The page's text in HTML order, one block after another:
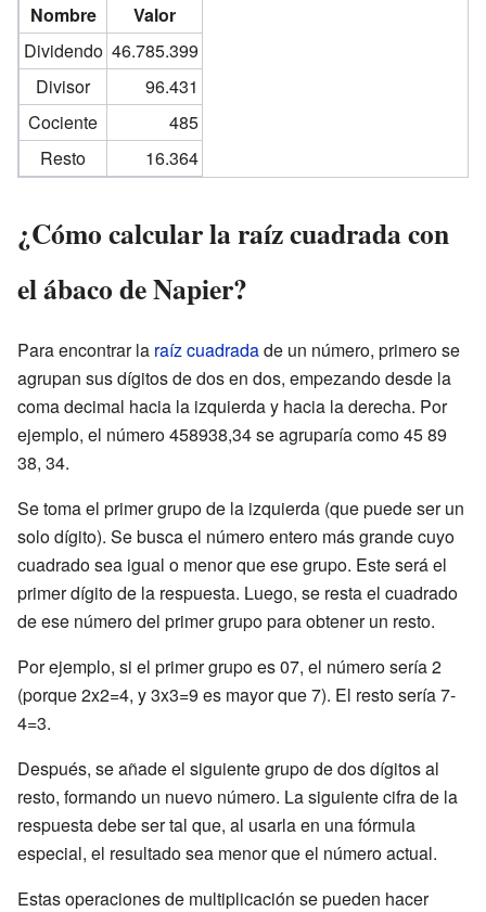
Nombre
Valor
Dividendo 46.785.399
Divisor
96.431
Cociente
485
Resto
16.364
¿Cómo calcular la raíz cuadrada con
el ábaco de Napier?
Para encontrar la raíz cuadradade un número, primero se
agrupan sus dígitos de dos en dos, empezando desde la
coma decimal hacia la izquierda y hacia la derecha. Por
ejemplo, el número 458938,34 se agruparía como 45 89
38, 34.
Se toma el primer grupo de la izquierda (que puede ser un
solo dígito). Se busca el número entero más grande cuyo
cuadrado sea igual o menor que ese grupo. Este será el
primer dígito de la respuesta. Luego, se resta el cuadrado
de ese número del primer grupo para obtener un resto.
Por ejemplo, si el primer grupo es 07, el número sería 2
(porque 2x2=4, y 3x3=9 es mayor que 7). El resto sería 7-
4=3.
Después, se añade el siguiente grupo de dos dígitos al
resto, formando un nuevo número. La siguiente cifra de la
respuesta debe ser tal que, al usarla en una fórmula
especial, el resultado sea menor que el número actual.
Estas operaciones de multiplicación se pueden hacer